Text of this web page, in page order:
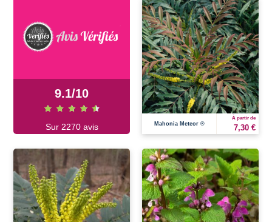
9.1/10
Sur 2270 avis Mahonia Meteor ®
À partir de
7,30 €